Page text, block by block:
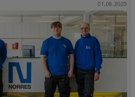
01.08.2023